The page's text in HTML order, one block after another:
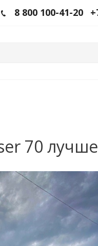
8 800 100-41-20
70